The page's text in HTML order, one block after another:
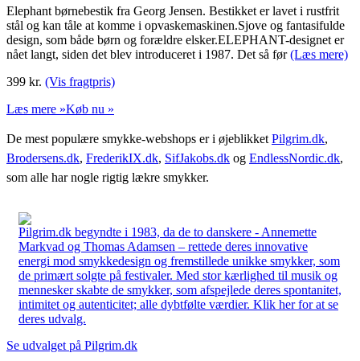
Elephant børnebestik fra Georg Jensen. Bestikket er lavet i rustfrit
stål og kan tåle at komme i opvaskemaskinen.Sjove og fantasifulde
design, som både børn og forældre elsker.ELEPHANT-designet er
nået langt, siden det blev introduceret i 1987. Det så før(Læs mere)
399 kr. (Vis fragtpris)
Læs mere »Køb nu »
De mest populære smykke-webshops er i øjeblikket Pilgrim.dk,
Brodersens.dk, FrederikIX.dk, SifJakobs.dk og EndlessNordic.dk,
som alle har nogle rigtig lækre smykker.
Pilgrim.dk begyndte i 1983, da de to danskere - Annemette
Markvad og Thomas Adamsen – rettede deres innovative
energi mod smykkedesign og fremstillede unikke smykker, som
de primært solgte på festivaler. Med stor kærlighed til musik og
mennesker skabte de smykker, som afspejlede deres spontanitet,
intimitet og autenticitet; alle dybtfølte værdier. Klik her for at se
deres udvalg.
Se udvalget på Pilgrim.dk